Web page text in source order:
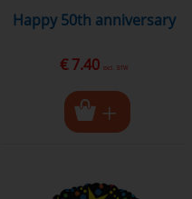
happy 50th anniversary
€ 7.40 excl. BTW